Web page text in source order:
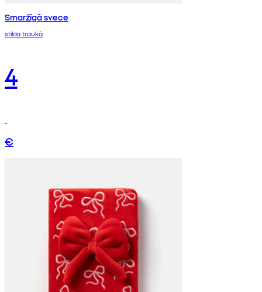
Smaržīgā svece
stikla traukā
4
€